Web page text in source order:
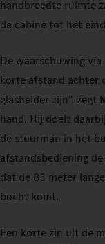
handbreedte ruimte
de cabine tot het
De waarschuwing
korte afstand achter
glashelder zijn", zegt
hand. Hij doelt
de stuurman in het
afstandsbediening
dat de 83 meter
bocht komt.
Een korte zin uit de